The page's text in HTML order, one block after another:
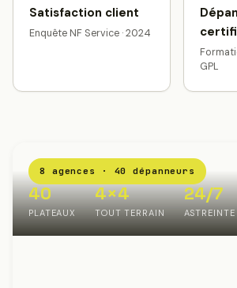
Satisfaction client
Enquête NF Service · 2024
GPL
8 agences · 40 dépanneurs
40
PLATEAUX
4×4
TOUT TERRAIN
24/7
ASTREINTE